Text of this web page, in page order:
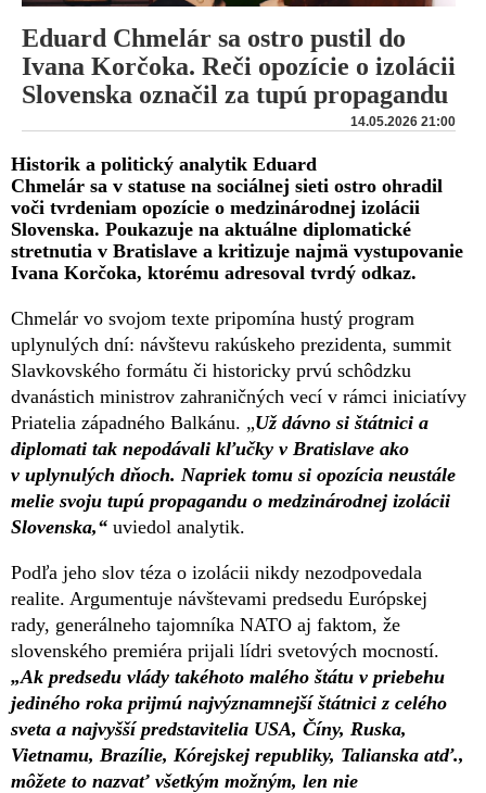
Eduard Chmelár sa ostro pustil do
Ivana Korčoka. Reči opozície o izolácii
Slovenska označil za tupú propagandu
14.05.2026 21:00
Historik a politický analytik Eduard
Chmelár sa v statuse na sociálnej sieti ostro ohradil
voči tvrdeniam opozície o medzinárodnej izolácii
Slovenska. Poukazuje na aktuálne diplomatické
stretnutia v Bratislave a kritizuje najmä vystupovanie
Ivana Korčoka, ktorému adresoval tvrdý odkaz.
Chmelár vo svojom texte pripomína hustý program
uplynulých dní: návštevu rakúskeho prezidenta, summit
Slavkovského formátu či historicky prvú schôdzku
dvanástich ministrov zahraničných vecí v rámci iniciatívy
Priatelia západného Balkánu. „Už dávno si štátnici a
diplomati tak nepodávali kľučky v Bratislave ako
v uplynulých dňoch. Napriek tomu si opozícia neustále
melie svoju tupú propagandu o medzinárodnej izolácii
Slovenska,“ uviedol analytik.
Podľa jeho slov téza o izolácii nikdy nezodpovedala
realite. Argumentuje návštevami predsedu Európskej
rady, generálneho tajomníka NATO aj faktom, že
slovenského premiéra prijali lídri svetových mocností.
„Ak predsedu vlády takéhoto malého štátu v priebehu
jediného roka prijmú najvýznamnejší štátnici z celého
sveta a najvyšší predstavitelia USA, Číny, Ruska,
Vietnamu, Brazílie, Kórejskej republiky, Talianska atď.,
môžete to nazvať všetkým možným, len nie